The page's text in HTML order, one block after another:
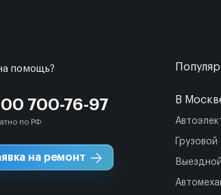
помощь?
700-76-97
по РФ
на ремонт
В